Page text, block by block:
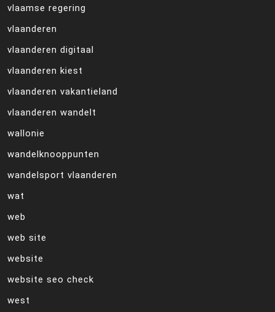
vlaamse regering
vlaanderen
vlaanderen digitaal
vlaanderen kiest
vlaanderen vakantieland
vlaanderen wandelt
wallonie
wandelknooppunten
wandelsport vlaanderen
wat
web
web site
website
website seo check
west